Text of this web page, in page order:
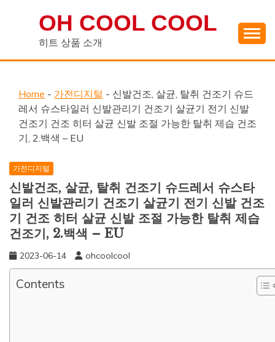
OH COOL COOL
히트 상품 소개
Home - 가전디지털 - 신발건조, 살균, 탈취 건조기 슈드
레서 슈스타일러 신발관리기 건조기 살균기 전기 신발
건조기 건조 히터 살균 신발 조절 가능한 탈취 제습 건조
기, 2.백색 – EU
가전디지털
신발건조, 살균, 탈취 건조기 슈드레서 슈스타
일러 신발관리기 건조기 살균기 전기 신발 건조
기 건조 히터 살균 신발 조절 가능한 탈취 제습
건조기, 2.백색 – EU
2023-06-14 ohcoolcool
Contents